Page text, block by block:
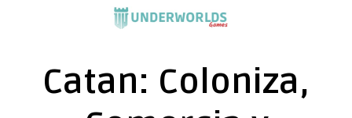
Catan: Coloniza,